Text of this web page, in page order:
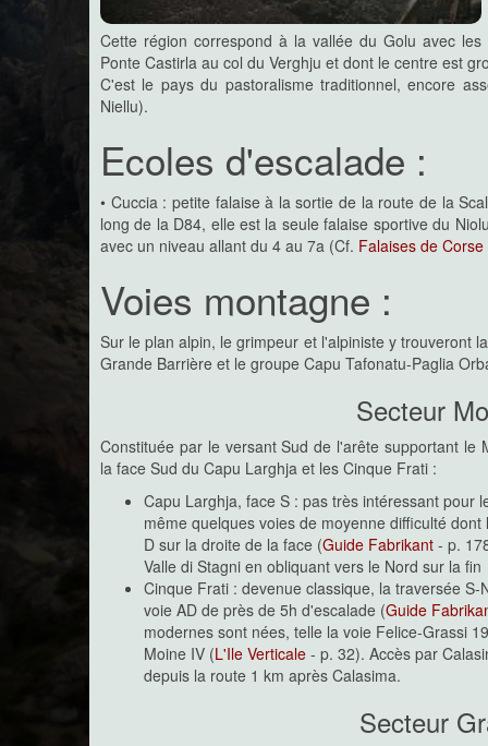
période estivale...
Mais c'est vrai que la vallée est magnifique et, en ce
haut intérêt par la variété des voies et des styles
grimpeurs.
Cortenais/Verghjellu
Dernière des trois vallées du
plus mystérieuse des trois, la
voies et de parcours d'escalade recensés.
quelques possibilités du Verghjellu...
Gravona/Prunelli
Le massif des Gozzi est
région et aura marqué des
seront formés et ne cessent de l'aduler !
En dehors de ces parois, les magnifiques massifs
Migliarellu, commencent à développer des sites de
peu pratiqué...
Cette région correspond à la vallée du Golu avec
Ponte Castirla au col du Verghju et dont le centre est
C'est le pays du pastoralisme traditionnel, encore
Niellu).
Ecoles d'escalade :
• Cuccia : petite falaise à la sortie de la route de la
long de la D84, elle est la seule falaise sportive du
avec un niveau allant du 4 au 7a (Cf. Falaises de Corse
Voies montagne :
Sur le plan alpin, le grimpeur et l'alpiniste y trouveront
Grande Barrière et le groupe Capu Tafonatu-Paglia
Secteur
Constituée par le versant Sud de l'arête supportant le
la face Sud du Capu Larghja et les Cinque Frati :
Capu Larghja, face S : pas très intéressant pour
même quelques voies de moyenne difficulté
D sur la droite de la face (Guide Fabrikant - p.
Valle di Stagni en obliquant vers le Nord sur la fin
Cinque Frati : devenue classique, la traversée
voie AD de près de 5h d'escalade (Guide
modernes sont nées, telle la voie Felice-Grassi
Moine IV (L'Ile Verticale - p. 32). Accès par
depuis la route 1 km après Calasima.
Secteur